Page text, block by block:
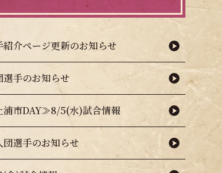
紹介ページ更新のお知らせ
選手のお知らせ
市DAY≫8/5(水)試合情報
団選手のお知らせ